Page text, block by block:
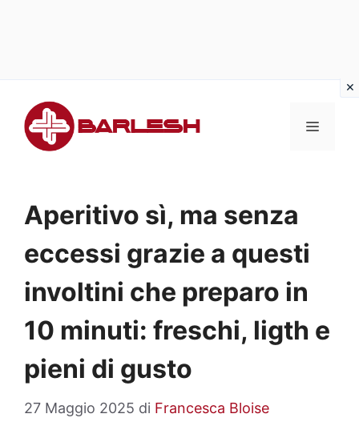
contenuto
MENU
Aperitivo sì, ma senza
eccessi grazie a questi
involtini che preparo in
10 minuti: freschi, ligth e
pieni di gusto
27 Maggio 2025 di Francesca Bloise